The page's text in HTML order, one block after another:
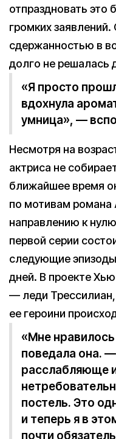
отпраздновать это
громких
сдержанностью в
долго не решалась
«Я просто
вдохнула
умница», —
Несмотря на
актриса не
ближайшее время
по мотивам романа
направлению к
первой серии
следующие
дней. В проекте
— леди
ее героини
«Мне
поведала она.
расслабляюще
постель. Это
и теперь я в
почти